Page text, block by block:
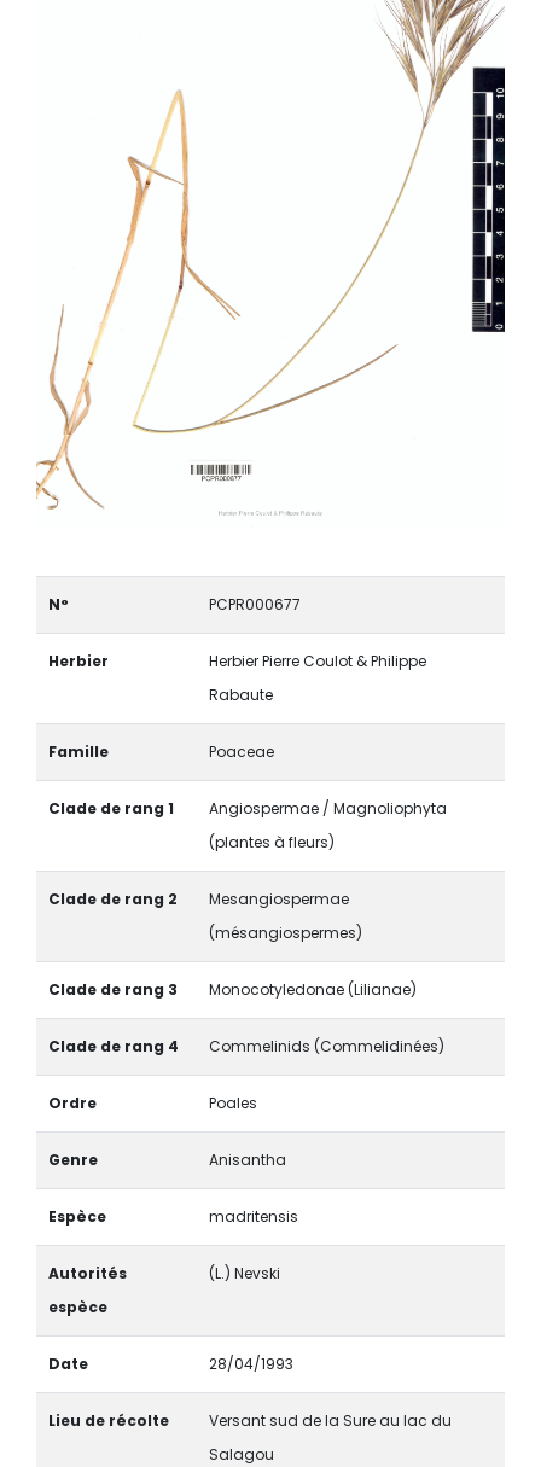
N° PCPR000677
Herbier
Herbier Pierre Coulot & Philippe
Rabaute
Famille Poaceae
Clade de rang 1
Angiospermae / Magnoliophyta
(plantes à fleurs)
Clade de rang 2
Mesangiospermae
(mésangiospermes)
Clade de rang 3 Monocotyledonae (Lilianae)
Clade de rang 4 Commelinids (Commelidinées)
Ordre Poales
Genre Anisantha
Espèce madritensis
Autorités
espèce
(L.) Nevski
Date 28/04/1993
Lieu de récolte
Versant sud de la Sure au lac du
Salagou